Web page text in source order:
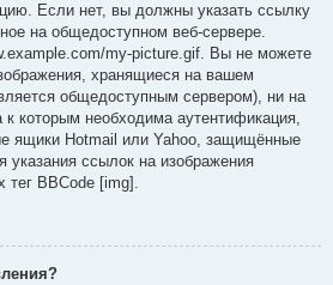
Если нет, вы должны указать ссылку
на общедоступном веб-сервере.
my-picture.gif. Вы не можете
хранящиеся на вашем
общедоступным сервером), ни на
которым необходима аутентификация,
ящики Hotmail или Yahoo, защищённые
указания ссылок на изображения
тег BBCode [img].